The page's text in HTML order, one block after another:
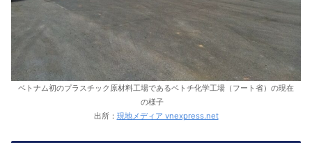
ベトナム初のプラスチック原材料工場であるベトチ化学工場（フート省）の現在
の様子
出所： 現地メディア vnexpress.net